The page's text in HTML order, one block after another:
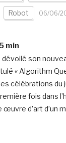
Robot 06/06/
5 min
dévoilé son
« Algorithm
célébrations du
fois dans
œuvre d’art d’un